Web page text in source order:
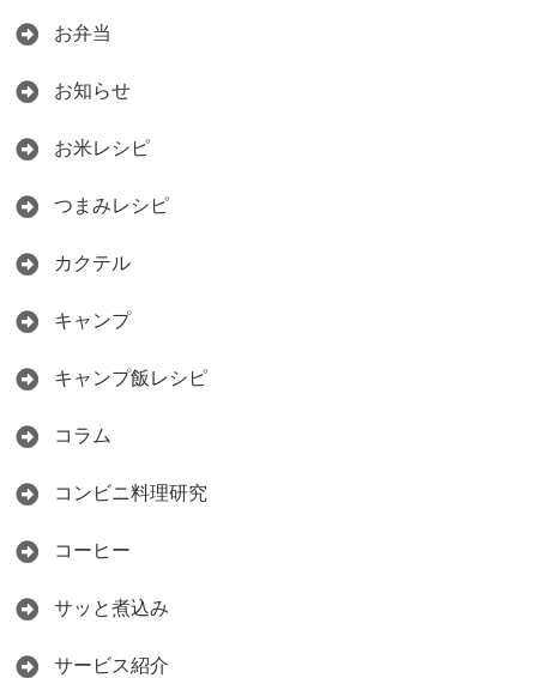
お弁当
お知らせ
お米レシピ
つまみレシピ
カクテル
キャンプ
キャンプ飯レシピ
コラム
コンビニ料理研究
コーヒー
サッと煮込み
サービス紹介